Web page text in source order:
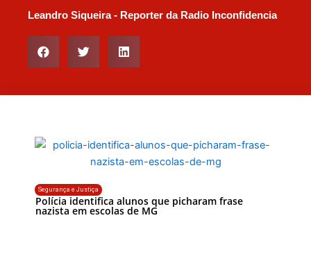
Leandro Siqueira - Reporter da Radio Inconfidencia
Segurança e Justiça
Polícia identifica alunos que picharam frase
nazista em escolas de MG